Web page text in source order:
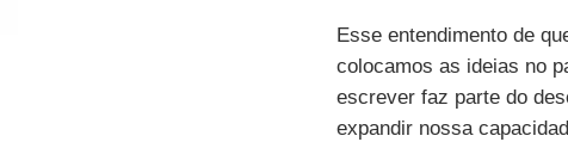
Esse entendimento de
colocamos as ideias no
escrever faz parte do
expandir nossa